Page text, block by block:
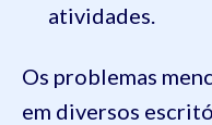
atividades.
Os problemas
em diversos